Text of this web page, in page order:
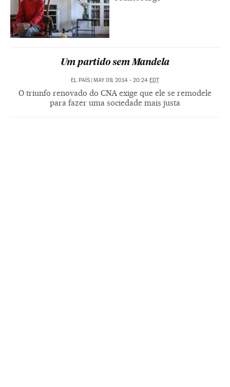
Um partido sem Mandela
EL PAÍS | MAY 09, 2014 - 20:24 EDT
O triunfo renovado do CNA exige que ele se remodele
para fazer uma sociedade mais justa